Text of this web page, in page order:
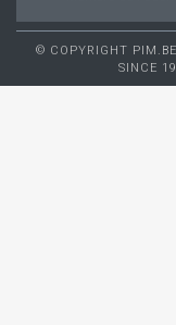
© COPYRIGHT
SINCE